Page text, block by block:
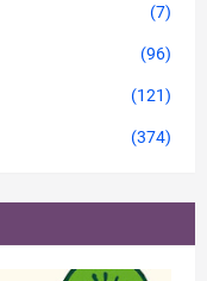
(7)
(96)
(121)
(374)